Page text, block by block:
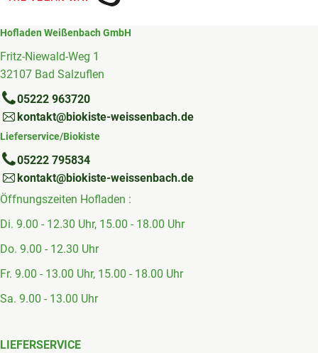
Hofladen Weißenbach GmbH
Fritz-Niewald-Weg 1
32107 Bad Salzuflen
05222 963720
kontakt@biokiste-weissenbach.de
Lieferservice/Biokiste
05222 795834
kontakt@biokiste-weissenbach.de
Öffnungszeiten Hofladen :
Di. 9.00 - 12.30 Uhr, 15.00 - 18.00 Uhr
Do. 9.00 - 12.30 Uhr
Fr. 9.00 - 13.00 Uhr, 15.00 - 18.00 Uhr
Sa. 9.00 - 13.00 Uhr
LIEFERSERVICE